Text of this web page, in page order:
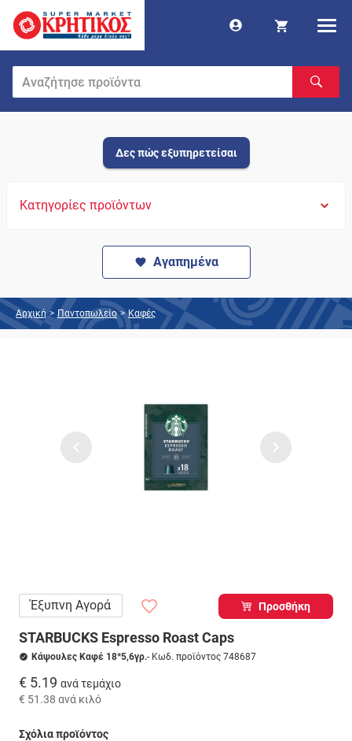
Δες πώς εξυπηρετείσαι
Κατηγορίες προϊόντων
Αγαπημένα
Αρχική > Παντοπωλείο > Καφές
Έξυπνη Αγορά Προσθήκη
STARBUCKS Espresso Roast Caps
Κάψουλες Καφέ 18*5,6γρ.- Κωδ. προϊόντος 748687
€ 5.19 ανά τεμάχιο
€ 51.38 ανά κιλό
Σχόλια προϊόντος